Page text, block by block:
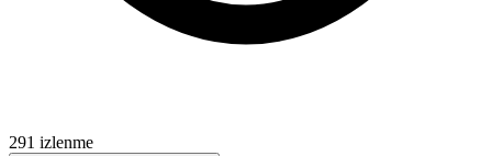
291 izlenme